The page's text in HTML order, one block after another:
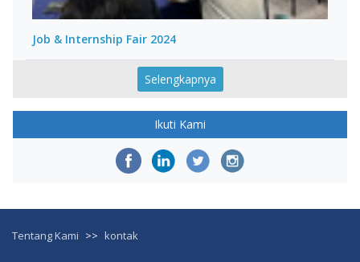
Job & Internship Fair 2024
Selengkapnya
Ikuti Kami
Tentang Kami >> kontak